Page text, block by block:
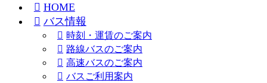
HOME
バス情報
時刻・運賃のご案内
路線バスのご案内
高速バスのご案内
バスご利用案内